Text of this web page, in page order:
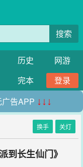
搜索
历史
网游
完本
登录
告APP ↓↓↓
换手 关灯
到长生仙门》